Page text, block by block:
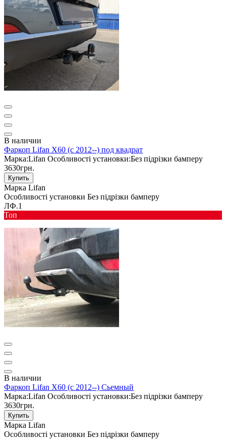
В наличии
Фаркоп Lifan X60 (с 2012--) под квадрат
Марка:Lifan Особливості установки:Без підрізки бамперу
3630грн.
Купить
Марка Lifan
Особливості установки Без підрізки бамперу
ЛФ.1
Toп
В наличии
Фаркоп Lifan X60 (с 2012--) Сьемный
Марка:Lifan Особливості установки:Без підрізки бамперу
3630грн.
Купить
Марка Lifan
Особливості установки Без підрізки бамперу